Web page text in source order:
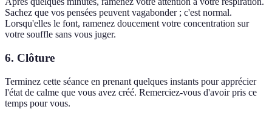
Sachez que vos pensées peuvent vagabonder ; c'est normal.
Lorsqu'elles le font, ramenez doucement votre concentration sur
votre souffle sans vous juger.
6. Clôture
Terminez cette séance en prenant quelques instants pour apprécier
l'état de calme que vous avez créé. Remerciez-vous d'avoir pris ce
temps pour vous.